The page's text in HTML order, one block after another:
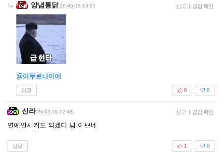
양념통닭 26-05-16 13:51 신고 | 공감 확인
@아무로나미에
답글 0
0
신라 26-05-16 12:48 신고 | 공감 확인
연예인시켜도 되겠다 넘 이쁘네
답글 0
1